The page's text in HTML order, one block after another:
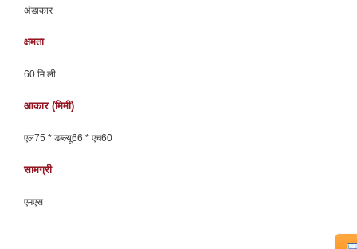
अंडाकार
क्षमता
60 मि.ली.
आकार (मिमी)
एल75 * डब्ल्यू66 * एच60
सामग्री
एमएस